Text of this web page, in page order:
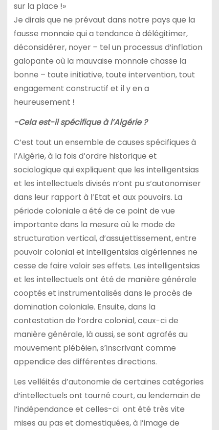
sur la place !»
Je dirais que ne prévaut dans notre pays que la
fausse monnaie qui a tendance à délégitimer,
déconsidérer, noyer – tel un processus d’inflation
galopante où la mauvaise monnaie chasse la
bonne – toute initiative, toute intervention, tout
engagement constructif et il y en a
heureusement !
-Cela est-il spécifique à l’Algérie ?
C’est tout un ensemble de causes spécifiques à
l’Algérie, à la fois d’ordre historique et
sociologique qui expliquent que les intelligentsias
et les intellectuels divisés n’ont pu s’autonomiser
dans leur rapport à l’Etat et aux pouvoirs. La
période coloniale a été de ce point de vue
importante dans la mesure où le mode de
structuration vertical, d’assujettissement, entre
pouvoir colonial et intelligentsias algériennes ne
cesse de faire valoir ses effets. Les intelligentsias
et les intellectuels ont été de manière générale
cooptés et instrumentalisés dans le procès de
domination coloniale. Ensuite, dans la
contestation de l’ordre colonial, ceux-ci de
manière générale, là aussi, se sont agrafés au
mouvement plébéien, s’inscrivant comme
appendice des différentes directions.
Les velléités d’autonomie de certaines catégories
d’intellectuels ont tourné court, au lendemain de
l’indépendance et celles-ci ont été très vite
mises au pas et domestiquées, à l’image de